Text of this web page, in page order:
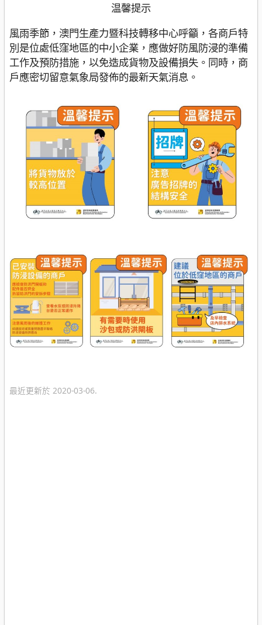
温馨提示
風雨季節，澳門生產力暨科技轉移中心呼籲，各商戶特
別是位處低窪地區的中小企業，應做好防風防浸的準備
工作及預防措施，以免造成貨物及設備損失。同時，商
戶應密切留意氣象局發佈的最新天氣消息。
最近更新於 2020-03-06.